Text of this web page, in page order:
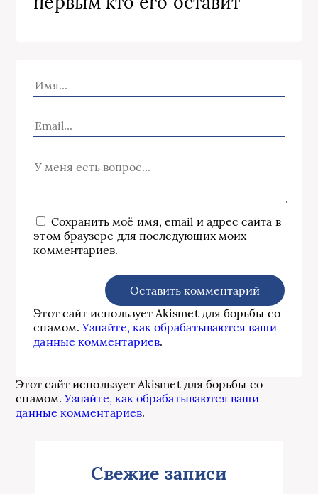
Сохранить моё имя, email и адрес сайта в
этом браузере для последующих моих
комментариев.
Этот сайт использует Akismet для борьбы со
спамом.Узнайте, как обрабатываются ваши
данные комментариев.
Этот сайт использует Akismet для борьбы со
спамом.Узнайте, как обрабатываются ваши
данные комментариев.
Свежие записи